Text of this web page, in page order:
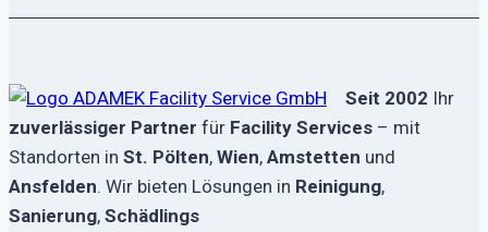
Varianten
Optionen
können
auf
der
Seit 2002 Ihr
zuverlässiger Partner für Facility Services – mit
Standorten in St. Pölten, Wien, Amstetten und
Ansfelden. Wir bieten Lösungen in Reinigung,
Sanierung, Schädlings